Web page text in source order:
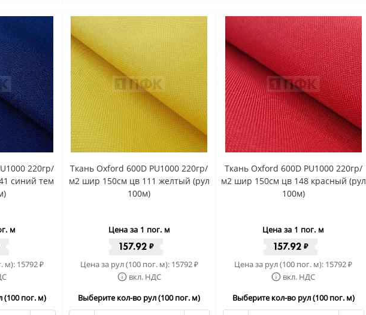
220гр/
синий тем
м
м): 15792₽
(100 пог. м)
Ткань Oxford 600D PU1000 220гр/
м2 шир 150см цв 111 желтый (рул
100м)
Цена за 1 пог. м
157.92 ₽
Цена за рул (100 пог. м): 15792₽
вкл. НДС
Выберите кол-во рул (100 пог. м)
Ткань Oxford 600D PU1000 220гр/
м2 шир 150см цв 148 красный (рул
100м)
Цена за 1 пог. м
157.92 ₽
Цена за рул (100 пог. м): 15792₽
вкл. НДС
Выберите кол-во рул (100 пог. м)